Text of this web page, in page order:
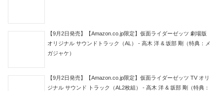
【9月2日発売】【Amazon.co.jp限定】仮面ライダーゼッツ 劇場版
オリジナル サウンドトラック（AL） - 高木 洋 & 坂部 剛（特典：メ
ガジャケ）
【9月2日発売】【Amazon.co.jp限定】仮面ライダーゼッツ TV オリ
ジナル サウンド トラック（AL2枚組） - 高木 洋 & 坂部 剛（特典：